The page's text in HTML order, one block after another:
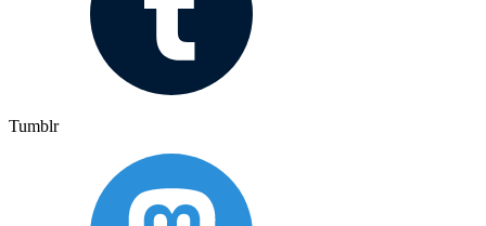
Tumblr